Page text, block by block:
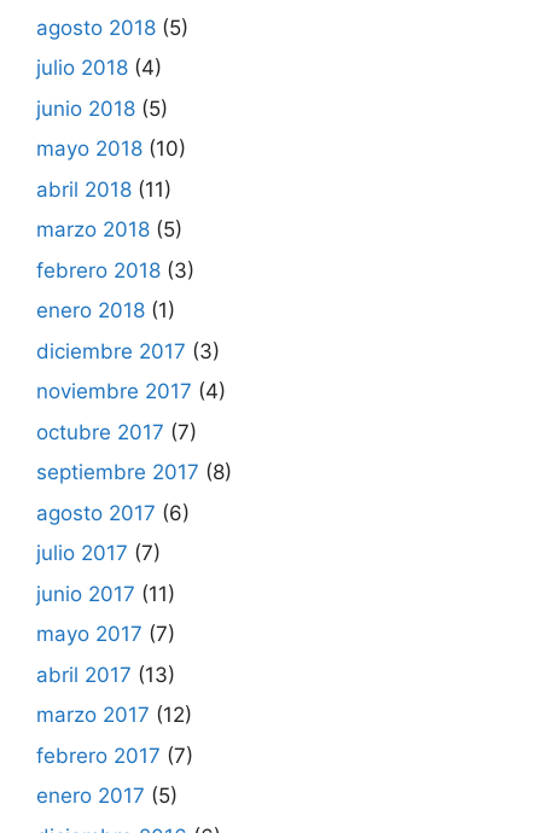
agosto 2018 (5)
julio 2018 (4)
junio 2018 (5)
mayo 2018 (10)
abril 2018 (11)
marzo 2018 (5)
febrero 2018 (3)
enero 2018 (1)
diciembre 2017 (3)
noviembre 2017 (4)
octubre 2017 (7)
septiembre 2017 (8)
agosto 2017 (6)
julio 2017 (7)
junio 2017 (11)
mayo 2017 (7)
abril 2017 (13)
marzo 2017 (12)
febrero 2017 (7)
enero 2017 (5)